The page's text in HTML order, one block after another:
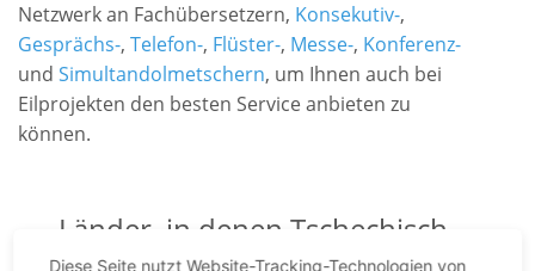
Netzwerk an Fachübersetzern, Konsekutiv-,
Gesprächs-, Telefon-, Flüster-, Messe-, Konferenz-
und Simultandolmetschern, um Ihnen auch bei
Eilprojekten den besten Service anbieten zu
können.
Länder, in denen Tschechisch
Diese Seite nutzt Website-Tracking-Technologien von